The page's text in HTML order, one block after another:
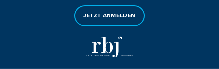
JETZT ANMELDEN